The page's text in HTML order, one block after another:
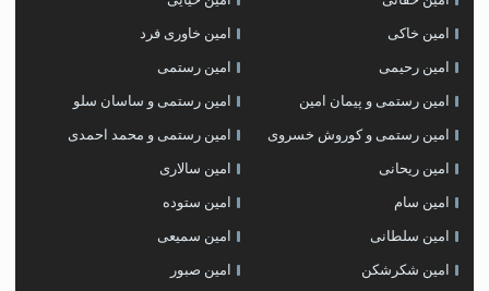
امین خاکی امین خاوری فرد
امین رحیمی امین رستمی
امین رستمی و پیمان امین امین رستمی و ساسان سلو
امین رستمی و کوروش خسروی امین رستمی و محمد احمدی
امین ریحانی امین سالاری
امین سام امین ستوده
امین سلطانی امین سمیعی
امین شکرشکن امین صبور